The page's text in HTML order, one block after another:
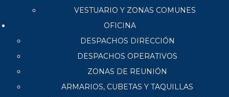
VESTUARIO Y ZONAS COMUNES
OFICINA
DESPACHOS DIRECCIÓN
DESPACHOS OPERATIVOS
ZONAS DE REUNIÓN
ARMARIOS, CUBETAS Y TAQUILLAS